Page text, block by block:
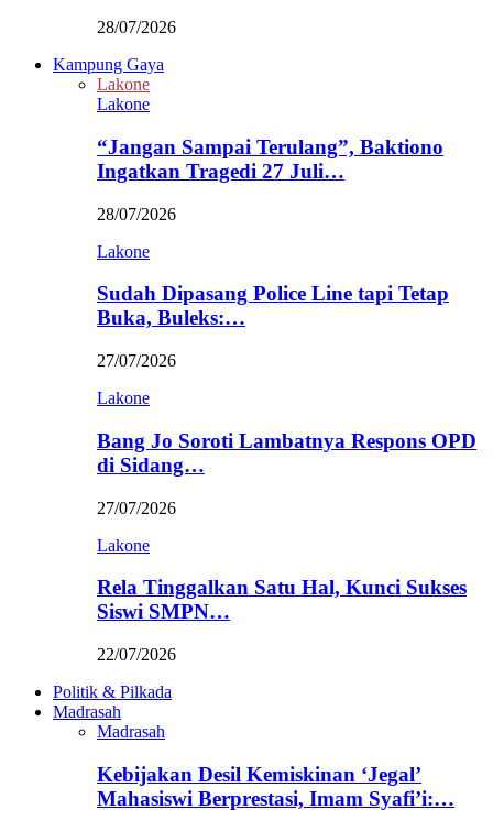
28/07/2026
Kampung Gaya
Lakone
Lakone
“Jangan Sampai Terulang”, Baktiono
Ingatkan Tragedi 27 Juli…
28/07/2026
Lakone
Sudah Dipasang Police Line tapi Tetap
Buka, Buleks:…
27/07/2026
Lakone
Bang Jo Soroti Lambatnya Respons OPD
di Sidang…
27/07/2026
Lakone
Rela Tinggalkan Satu Hal, Kunci Sukses
Siswi SMPN…
22/07/2026
Politik & Pilkada
Madrasah
Madrasah
Kebijakan Desil Kemiskinan ‘Jegal’
Mahasiswi Berprestasi, Imam Syafi’i:…